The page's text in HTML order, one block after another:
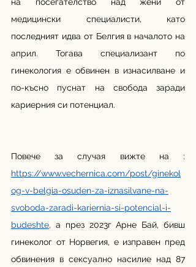
медицински специалисти, като
последният идва от Белгия в началото на
април. Тогава специализант по
гинекология е обвинен в изнасилване и
по-късно пуснат на свобода заради
кариерния си потенциал.
Повече за случая вижте на :
https://www.vechernica.com/post/ginekol
og-v-belgia-osuden-za-iznasilvane-na-
svoboda-zaradi-kariernia-si-potencial-i-
budeshte, а през 2023г Арне Бай, бивш
гинеколог от Норвегия, е изправен пред
обвинения в сексуално насилие над 87